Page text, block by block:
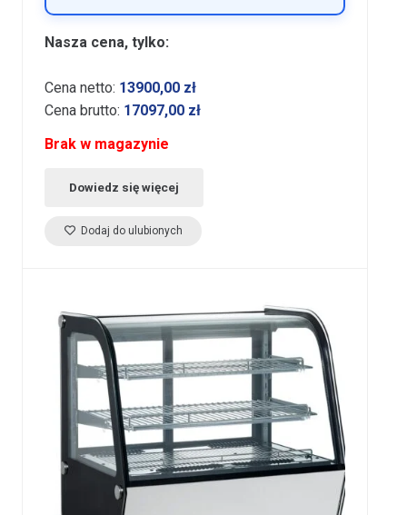
Nasza cena, tylko:
Cena netto: 13900,00 zł
Cena brutto: 17097,00 zł
Brak w magazynie
Dowiedz się więcej
Dodaj do ulubionych